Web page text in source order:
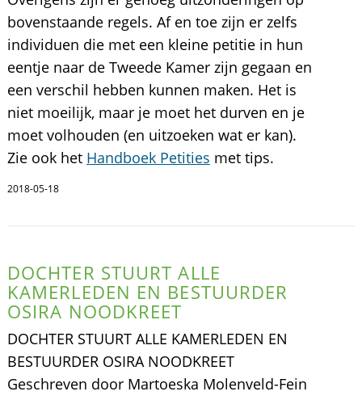
bovenstaande regels. Af en toe zijn er zelfs
individuen die met een kleine petitie in hun
eentje naar de Tweede Kamer zijn gegaan en
een verschil hebben kunnen maken. Het is
niet moeilijk, maar je moet het durven en je
moet volhouden (en uitzoeken wat er kan).
Zie ook het Handboek Petities met tips.
2018-05-18
DOCHTER STUURT ALLE
KAMERLEDEN EN BESTUURDER
OSIRA NOODKREET
DOCHTER STUURT ALLE KAMERLEDEN EN
BESTUURDER OSIRA NOODKREET
Geschreven door Martoeska Molenveld-Fein